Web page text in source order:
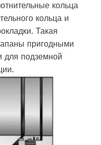
кольца
кольца и
Такая
пригодными
для подземной